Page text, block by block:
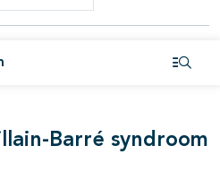
Barré syndroom